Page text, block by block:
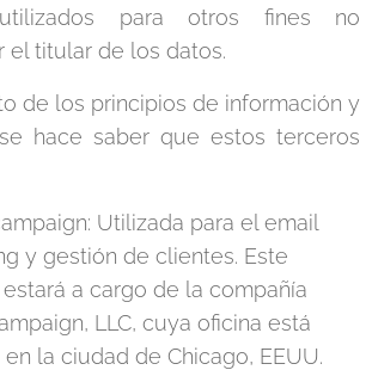
para otros fines no
el titular de los datos.
de los principios de información y
hace saber que estos terceros
Utilizada para el email
y gestión de clientes. Este
a cargo de la compañía
LLC, cuya oficina está
la ciudad de Chicago, EEUU.